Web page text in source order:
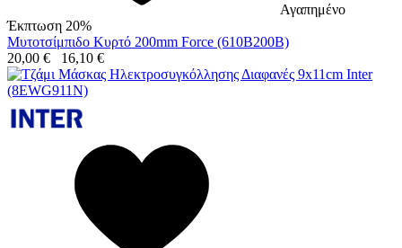
Αγαπημένο
Έκπτωση 20%
Μυτοτσίμπιδο Κυρτό 200mm Force (610B200B)
20,00 € 16,10 €